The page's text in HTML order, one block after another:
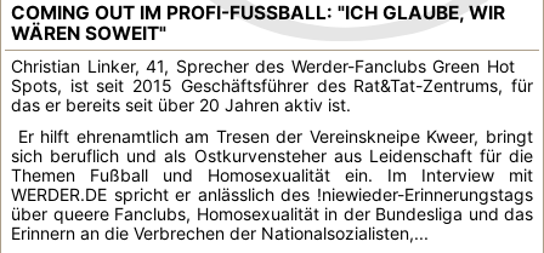
COMING OUT IM PROFI-FUSSBALL: "ICH GLAUBE, WIR
WÄREN SOWEIT"
Christian Linker, 41, Sprecher des Werder-Fanclubs Green Hot
Spots, ist seit 2015 Geschäftsführer des Rat&Tat-Zentrums, für
das er bereits seit über 20 Jahren aktiv ist.
Er hilft ehrenamtlich am Tresen der Vereinskneipe Kweer, bringt
sich beruflich und als Ostkurvensteher aus Leidenschaft für die
Themen Fußball und Homosexualität ein. Im Interview mit
WERDER.DE spricht er anlässlich des !niewieder-Erinnerungstags
über queere Fanclubs, Homosexualität in der Bundesliga und das
Erinnern an die Verbrechen der Nationalsozialisten,...